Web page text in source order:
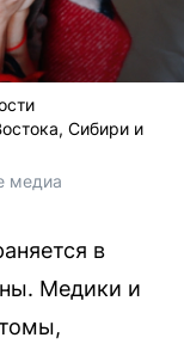
Сибири и
медиа
в
Медики и